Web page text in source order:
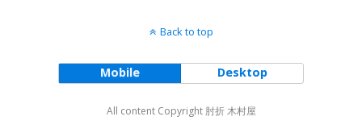
Back to top
Mobile Desktop
All content Copyright 肘折 木村屋